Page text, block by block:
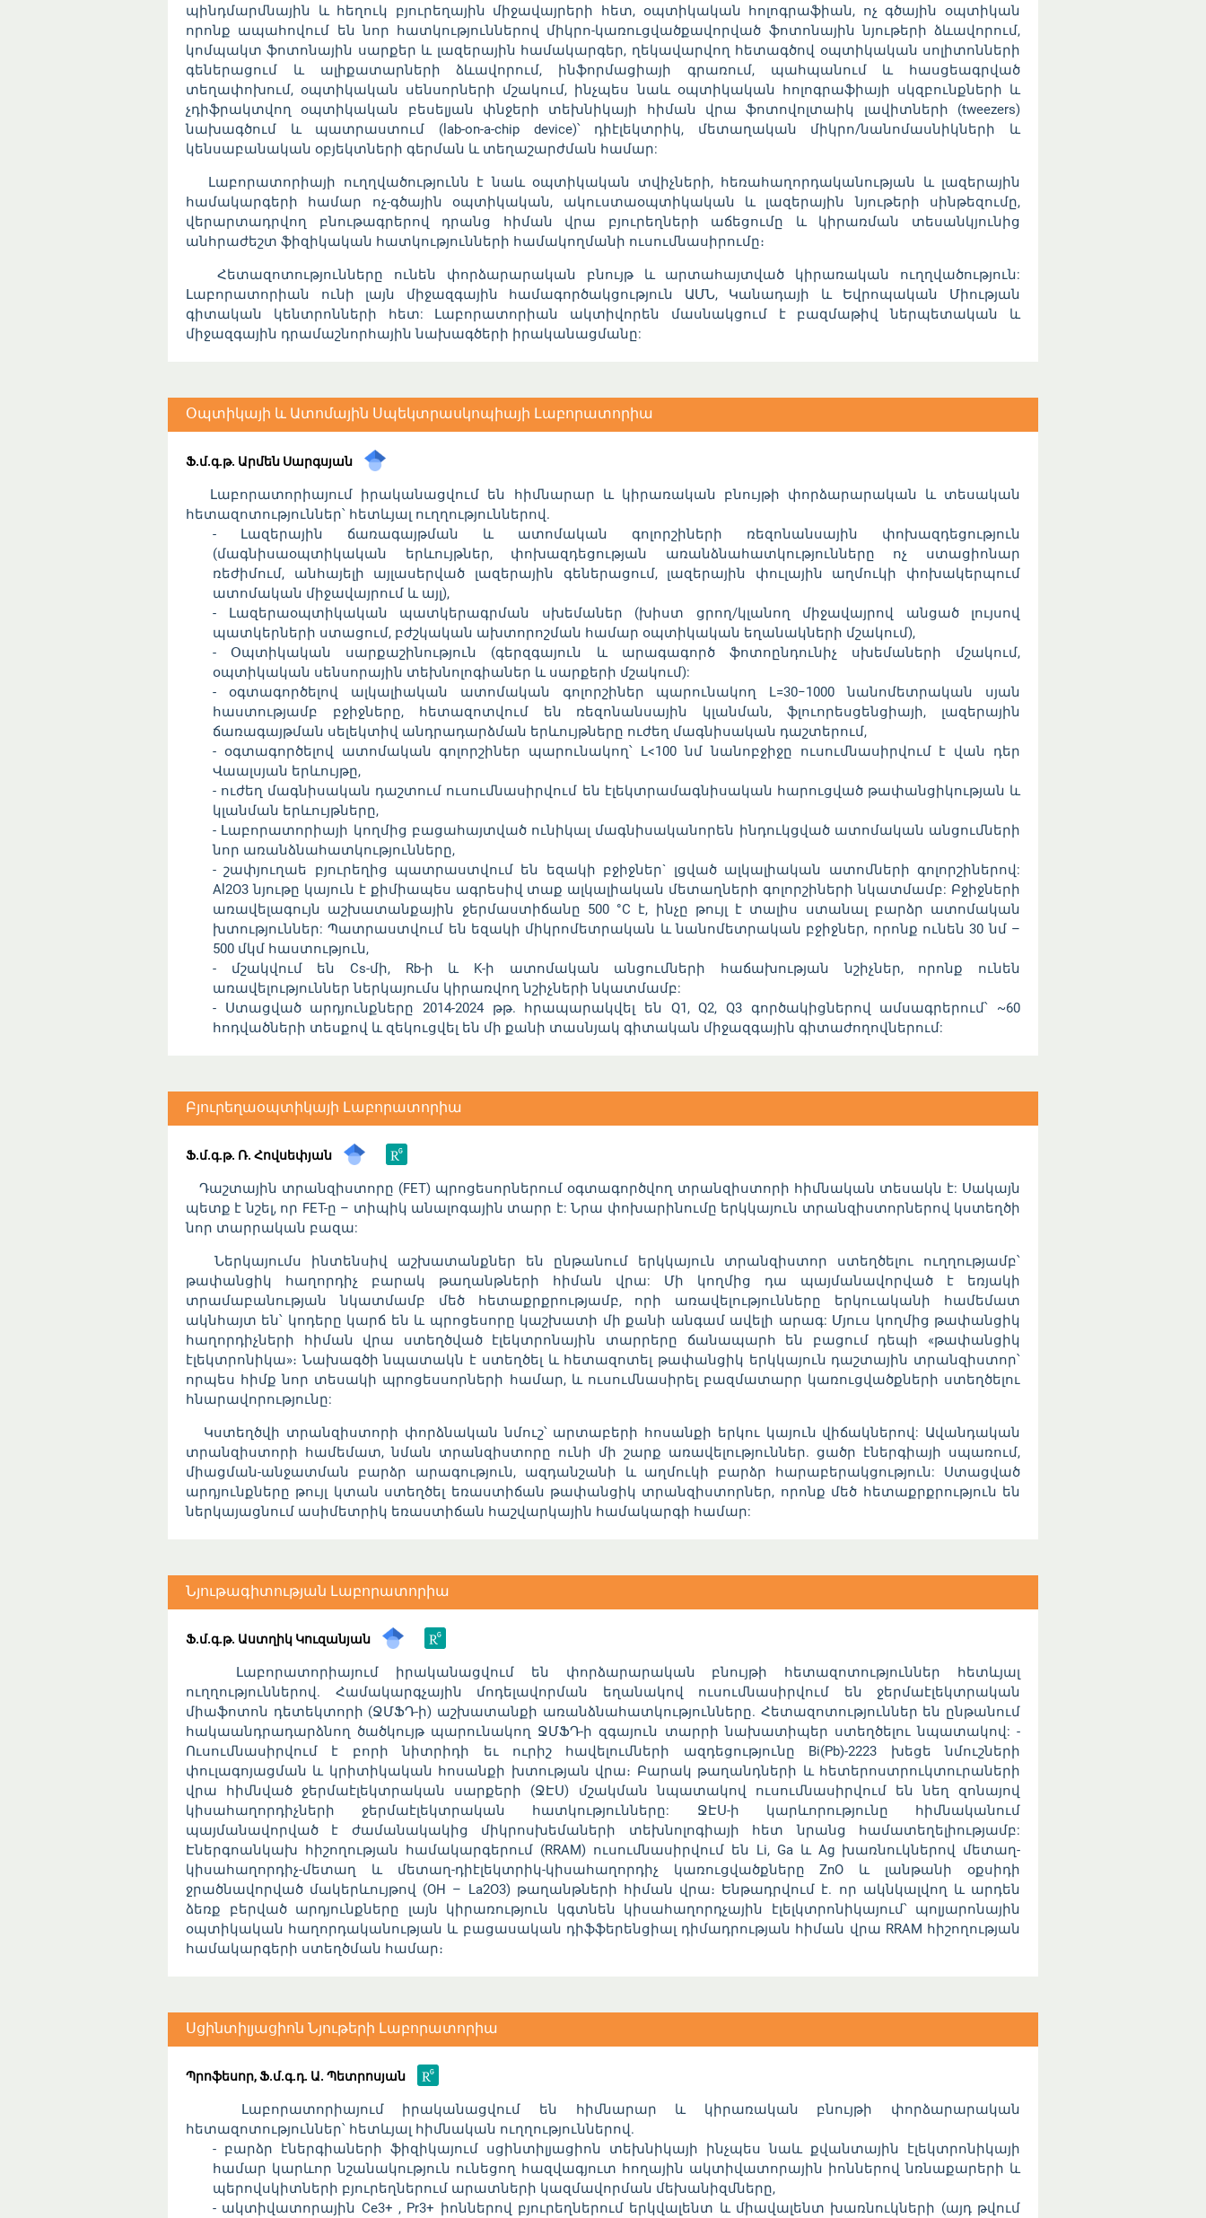
պինդմարմնային և հեղուկ բյուրեղային միջավայրերի հետ, օպտիկական հոլոգրաֆիան, ոչ գծային օպտիկան
որոնք ապահովում են նոր հատկություններով միկրո-կառուցվածքավորված ֆոտոնային նյութերի ձևավորում,
կոմպակտ ֆոտոնային սարքեր և լազերային համակարգեր, ղեկավարվող հետագծով օպտիկական սոլիտոնների
գեներացում և ալիքատարների ձևավորում, ինֆորմացիայի գրառում, պահպանում և հասցեագրված
տեղափոխում, օպտիկական սենսորների մշակում, ինչպես նաև օպտիկական հոլոգրաֆիայի սկզբունքների և
չդիֆրակտվող օպտիկական բեսելյան փնջերի տեխնիկայի հիման վրա ֆոտովոլտաիկ լավիտների (tweezers)
նախագծում և պատրաստում (lab-on-a-chip device)՝ դիէլեկտրիկ, մետաղական միկրո/նանոմասնիկների և
կենսաբանական օբյեկտների գերման և տեղաշարժման համար:
Լաբորատորիայի ուղղվածությունն է նաև օպտիկական տվիչների, հեռահաղորդականության և լազերային
համակարգերի համար ոչ-գծային օպտիկական, ակուստաօպտիկական և լազերային նյութերի սինթեզումը,
վերարտադրվող բնութագրերով դրանց հիման վրա բյուրեղների աճեցումը և կիրառման տեսանկյունից
անհրաժեշտ ֆիզիկական հատկությունների համակողմանի ուսումնասիրումը։
Հետազոտությունները ունեն փորձարարական բնույթ և արտահայտված կիրառական ուղղվածություն:
Լաբորատորիան ունի լայն միջազգային համագործակցություն ԱՄՆ, Կանադայի և Եվրոպական Միության
գիտական կենտրոնների հետ: Լաբորատորիան ակտիվորեն մասնակցում է բազմաթիվ ներպետական և
միջազգային դրամաշնորհային նախագծերի իրականացմանը:
Օպտիկայի և Ատոմային Սպեկտրասկոպիայի Լաբորատորիա
Ֆ.մ.գ.թ. Արմեն Սարգսյան
Լաբորատորիայում իրականացվում են հիմնարար և կիրառական բնույթի փորձարարական և տեսական
հետազոտություններ՝ հետևյալ ուղղություններով.
- Լազերային ճառագայթման և ատոմական գոլորշիների ռեզոնանսային փոխազդեցություն
(մագնիսաօպտիկական երևույթներ, փոխազդեցության առանձնահատկությունները ոչ ստացիոնար
ռեժիմում, անհայելի այլասերված լազերային գեներացում, լազերային փուլային աղմուկի փոխակերպում
ատոմական միջավայրում և այլ),
- Լազերաօպտիկական պատկերագրման սխեմաներ (խիստ ցրող/կլանող միջավայրով անցած լույսով
պատկերների ստացում, բժշկական ախտորոշման համար օպտիկական եղանակների մշակում),
- Օպտիկական սարքաշինություն (գերզգայուն և արագագործ ֆոտոընդունիչ սխեմաների մշակում,
օպտիկական սենսորային տեխնոլոգիաներ և սարքերի մշակում):
- օգտագործելով ալկալիական ատոմական գոլորշիներ պարունակող L=30−1000 նանոմետրական սյան
հաստությամբ բջիջները, հետազոտվում են ռեզոնանսային կլանման, ֆլուորեսցենցիայի, լազերային
ճառագայթման սելեկտիվ անդրադարձման երևույթները ուժեղ մագնիսական դաշտերում,
- օգտագործելով ատոմական գոլորշիներ պարունակող՝ L<100 նմ նանոբջիջը ուսումնասիրվում է վան դեր
Վաալսյան երևույթը,
- ուժեղ մագնիսական դաշտում ուսումնասիրվում են էլեկտրամագնիսական հարուցված թափանցիկության և
կլանման երևույթները,
- Լաբորատորիայի կողմից բացահայտված ունիկալ մագնիսականորեն ինդուկցված ատոմական անցումների
նոր առանձնահատկությունները,
- շափյուղաե բյուրեղից պատրաստվում են եզակի բջիջներ` լցված ալկալիական ատոմների գոլորշիներով:
Al2O3 նյութը կայուն է քիմիապես ագրեսիվ տաք ալկալիական մետաղների գոլորշիների նկատմամբ: Բջիջների
առավելագույն աշխատանքային ջերմաստիճանը 500 °C է, ինչը թույլ է տալիս ստանալ բարձր ատոմական
խտություններ: Պատրաստվում են եզակի միկրոմետրական և նանոմետրական բջիջներ, որոնք ունեն 30 նմ –
500 մկմ հաստություն,
- մշակվում են Cs-մի, Rb-ի և K-ի ատոմական անցումների հաճախության նշիչներ, որոնք ունեն
առավելություններ ներկայումս կիրառվող նշիչների նկատմամբ:
- Ստացված արդյունքները 2014-2024 թթ. հրապարակվել են Q1, Q2, Q3 գործակիցներով ամսագրերում՝ ~60
հոդվածների տեսքով և զեկուցվել են մի քանի տասնյակ գիտական միջազգային գիտաժողովներում:
Բյուրեղաօպտիկայի Լաբորատորիա
Ֆ.մ.գ.թ. Ռ. Հովսեփյան
Դաշտային տրանզիստորը (FET) պրոցեսորներում օգտագործվող տրանզիստորի հիմնական տեսակն է: Սակայն
պետք է նշել, որ FET-ը – տիպիկ անալոգային տարր է: Նրա փոխարինումը երկկայուն տրանզիստորներով կստեղծի
նոր տարրական բազա:
Ներկայումս ինտենսիվ աշխատանքներ են ընթանում երկկայուն տրանզիստոր ստեղծելու ուղղությամբ՝
թափանցիկ հաղորդիչ բարակ թաղանթների հիման վրա: Մի կողմից դա պայմանավորված է եռյակի
տրամաբանության նկատմամբ մեծ հետաքրքրությամբ, որի առավելությունները երկուականի համեմատ
ակնհայտ են՝ կոդերը կարճ են և պրոցեսորը կաշխատի մի քանի անգամ ավելի արագ: Մյուս կողմից թափանցիկ
հաղորդիչների հիման վրա ստեղծված էլեկտրոնային տարրերը ճանապարհ են բացում դեպի «թափանցիկ
էլեկտրոնիկա»։ Նախագծի նպատակն է ստեղծել և հետազոտել թափանցիկ երկկայուն դաշտային տրանզիստոր՝
որպես հիմք նոր տեսակի պրոցեսսորների համար, և ուսումնասիրել բազմատարր կառուցվածքների ստեղծելու
հնարավորությունը:
Կստեղծվի տրանզիստորի փորձնական նմուշ՝ արտաբերի հոսանքի երկու կայուն վիճակներով: Ավանդական
տրանզիստորի համեմատ, նման տրանզիստորը ունի մի շարք առավելություններ. ցածր էներգիայի սպառում,
միացման-անջատման բարձր արագություն, ազդանշանի և աղմուկի բարձր հարաբերակցություն: Ստացված
արդյունքները թույլ կտան ստեղծել եռաստիճան թափանցիկ տրանզիստորներ, որոնք մեծ հետաքրքրություն են
ներկայացնում ասիմետրիկ եռաստիճան հաշվարկային համակարգի համար:
Նյութագիտության Լաբորատորիա
Ֆ.մ.գ.թ. Աստղիկ Կուզանյան
Լաբորատորիայում իրականացվում են փորձարարական բնույթի հետազոտություններ հետևյալ
ուղղություններով. Համակարգչային մոդելավորման եղանակով ուսումնասիրվում են ջերմաէլեկտրական
միաֆոտոն դետեկտորի (ՋՄՖԴ-ի) աշխատանքի առանձնահատկությունները. Հետազոտություններ են ընթանում
հակաանդրադարձնող ծածկույթ պարունակող ՋՄՖԴ-ի զգայուն տարրի նախատիպեր ստեղծելու նպատակով: -
Ուսումնասիրվում է բորի նիտրիդի եւ ուրիշ հավելումների ազդեցությունը Bi(Pb)-2223 խեցե նմուշների
փուլագոյացման և կրիտիկական հոսանքի խտության վրա։ Բարակ թաղանդների և հետերոստրուկտուրաների
վրա հիմնված ջերմաէլեկտրական սարքերի (ՋԷՍ) մշակման նպատակով ուսումնասիրվում են նեղ զոնայով
կիսահաղորդիչների ջերմաէլեկտրական հատկությունները: ՋԷՍ-ի կարևորությունը հիմնականում
պայմանավորված է ժամանակակից միկրոսխեմաների տեխնոլոգիայի հետ նրանց համատեղելիությամբ:
Էներգոանկախ հիշողության համակարգերում (RRAM) ուսումնասիրվում են Li, Ga և Ag խառնուկներով մետաղ-
կիսահաղորդիչ-մետաղ և մետաղ-դիէլեկտրիկ-կիսահաղորդիչ կառուցվածքները ZnO և լանթանի օքսիդի
ջրածնավորված մակերևույթով (OH – La2O3) թաղանթների հիման վրա։ Ենթադրվում է. որ ակնկալվող և արդեն
ձեռք բերված արդյունքները լայն կիրառություն կգտնեն կիսահաղորդչային էլելկտրոնիկայում՝ պոլյարոնային
օպտիկական հաղորդականության և բացասական դիֆֆերենցիալ դիմադրության հիման վրա RRAM հիշողության
համակարգերի ստեղծման համար։
Սցինտիլյացիոն Նյութերի Լաբորատորիա
Պրոֆեսոր, Ֆ.մ.գ.դ. Ա. Պետրոսյան
Լաբորատորիայում իրականացվում են հիմնարար և կիրառական բնույթի փորձարարական
հետազոտություններ՝ հետևյալ հիմնական ուղղություններով.
- բարձր էներգիաների ֆիզիկայում սցինտիլյացիոն տեխնիկայի ինչպես նաև քվանտային էլեկտրոնիկայի
համար կարևոր նշանակություն ունեցող հազվագյուտ հողային ակտիվատորային իոններով նռնաքարերի և
պերովսկիտների բյուրեղներում արատների կազմավորման մեխանիզմները,
- ակտիվատորային Ce3+ , Pr3+ իոններով բյուրեղներում երկվալենտ և միավալենտ խառնուկների (այդ թվում